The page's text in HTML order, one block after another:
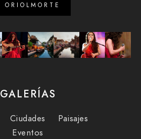
ORIOLMORTE
GALERÍAS
Ciudades
Paisajes
Eventos